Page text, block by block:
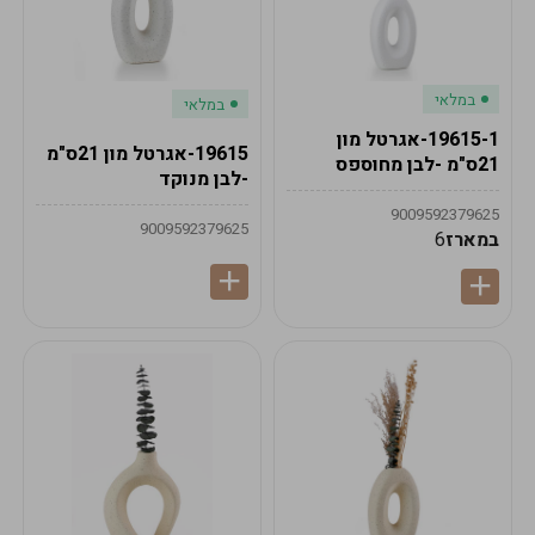
במלאי
19615-1-אגרטל מון
21ס"מ -לבן מחוספס
9009592379625
במארז6
במלאי
19615-אגרטל מון 21ס"מ
-לבן מנוקד
9009592379625